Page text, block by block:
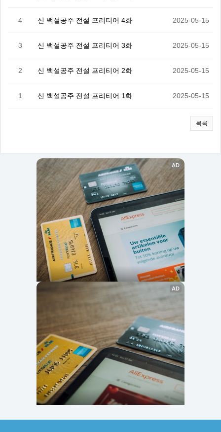
4 신 백설공주 전설 프리티어 4화 2025-05-15
3 신 백설공주 전설 프리티어 3화 2025-05-15
2 신 백설공주 전설 프리티어 2화 2025-05-15
1 신 백설공주 전설 프리티어 1화 2025-05-15
목록